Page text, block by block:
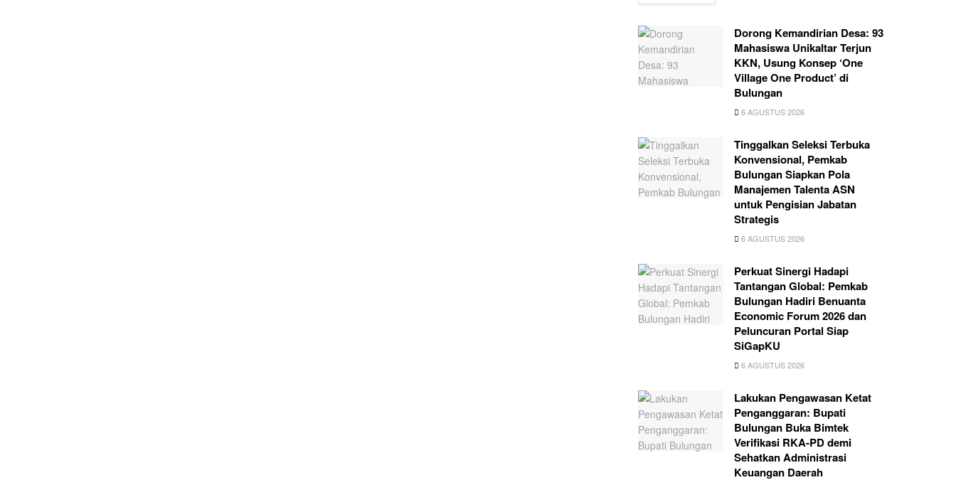
Dorong Kemandirian Desa: 93
Mahasiswa Unikaltar Terjun
KKN, Usung Konsep ‘One
Village One Product’ di
Bulungan
6 AGUSTUS 2026
Tinggalkan Seleksi Terbuka
Konvensional, Pemkab
Bulungan Siapkan Pola
Manajemen Talenta ASN
untuk Pengisian Jabatan
Strategis
6 AGUSTUS 2026
Perkuat Sinergi Hadapi
Tantangan Global: Pemkab
Bulungan Hadiri Benuanta
Economic Forum 2026 dan
Peluncuran Portal Siap
SiGapKU
6 AGUSTUS 2026
Lakukan Pengawasan Ketat
Penganggaran: Bupati
Bulungan Buka Bimtek
Verifikasi RKA-PD demi
Sehatkan Administrasi
Keuangan Daerah